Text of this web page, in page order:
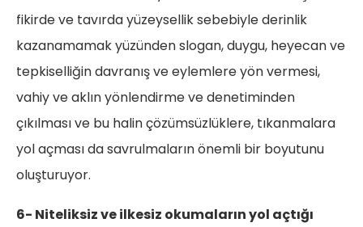
fikirde ve tavırda yüzeysellik sebebiyle derinlik
kazanamamak yüzünden slogan, duygu, heyecan ve
tepkiselliğin davranış ve eylemlere yön vermesi,
vahiy ve aklın yönlendirme ve denetiminden
çıkılması ve bu halin çözümsüzlüklere, tıkanmalara
yol açması da savrulmaların önemli bir boyutunu
oluşturuyor.
6- Niteliksiz ve ilkesiz okumaların yol açtığı